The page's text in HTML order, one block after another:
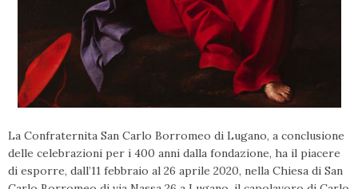
La Confraternita San Carlo Borromeo di Lugano, a conclusione
delle celebrazioni per i 400 anni dalla fondazione, ha il piacere
di esporre, dall’11 febbraio al 26 aprile 2020, nella Chiesa di San